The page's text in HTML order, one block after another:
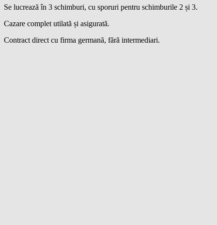
Se lucrează în 3 schimburi, cu sporuri pentru schimburile 2 și 3.
Cazare complet utilată și asigurată.
Contract direct cu firma germană, fără intermediari.